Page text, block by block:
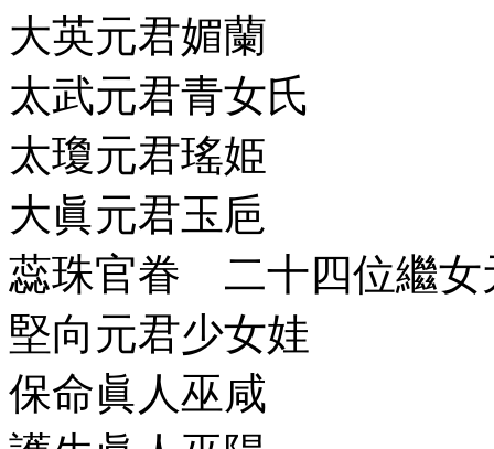
大英元君媚蘭
太武元君青女氏
太瓊元君瑤姫
大眞元君玉巵
蕊珠官眷 二十四位繼女
堅向元君少女娃
保命眞人巫咸